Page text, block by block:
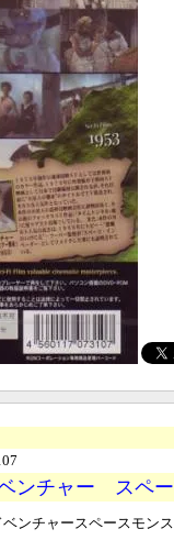
ンチャー スペー
ンチャースペースモン